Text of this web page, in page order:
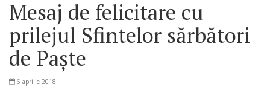
Mesaj de felicitare cu
prilejul Sfintelor sărbători
de Paște
6 aprilie 2018